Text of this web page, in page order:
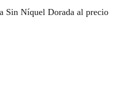
Sin Níquel Dorada al precio